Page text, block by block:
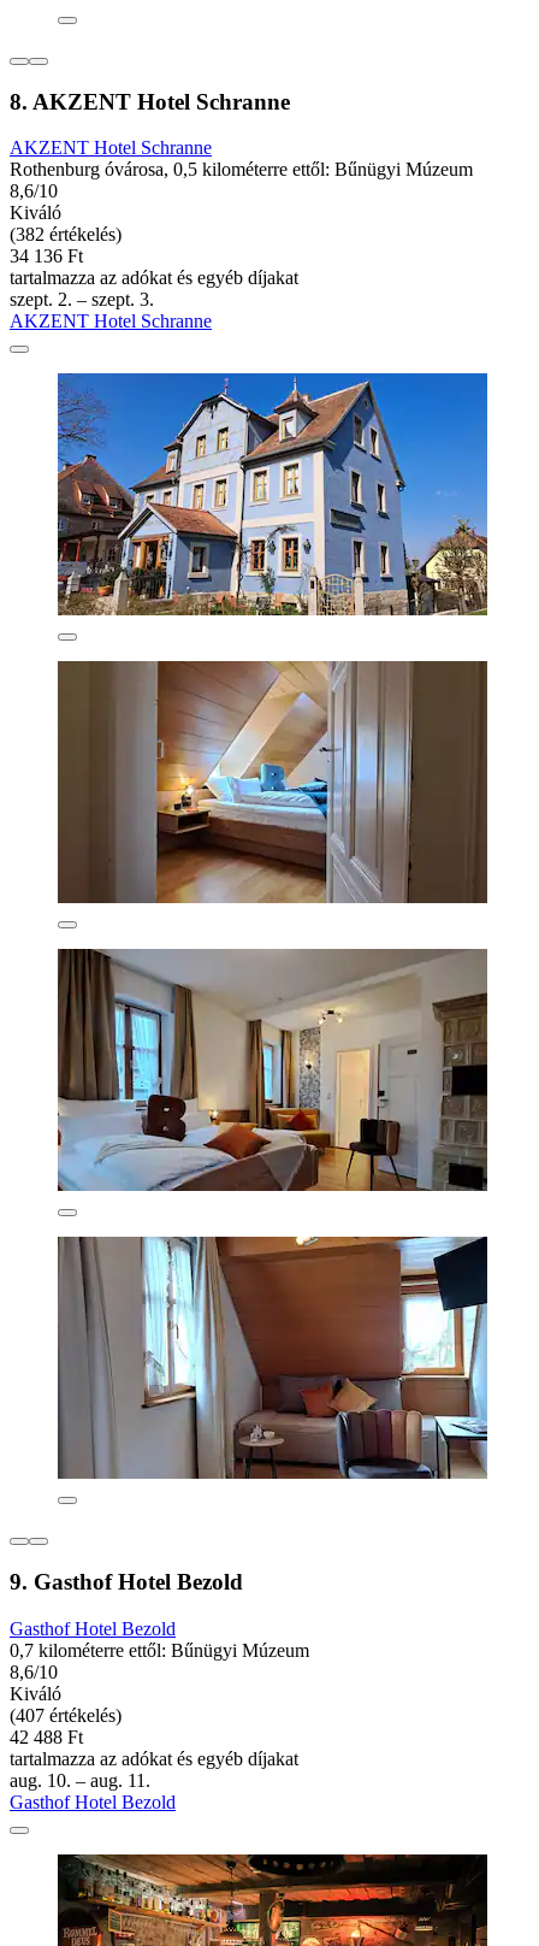
8. AKZENT Hotel Schranne
AKZENT Hotel Schranne
Rothenburg óvárosa, 0,5 kilométerre ettől: Bűnügyi Múzeum
8,6/10
Kiváló
(382 értékelés)
34 136 Ft
tartalmazza az adókat és egyéb díjakat
szept. 2. – szept. 3.
AKZENT Hotel Schranne
9. Gasthof Hotel Bezold
Gasthof Hotel Bezold
0,7 kilométerre ettől: Bűnügyi Múzeum
8,6/10
Kiváló
(407 értékelés)
42 488 Ft
tartalmazza az adókat és egyéb díjakat
aug. 10. – aug. 11.
Gasthof Hotel Bezold